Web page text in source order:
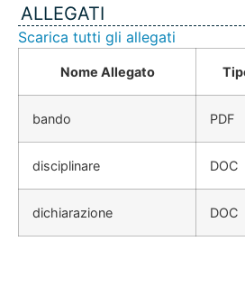
ALLEGATI
Scarica tutti gli allegati
Nome Allegato
bando PDF
disciplinare DOC
dichiarazione DOC